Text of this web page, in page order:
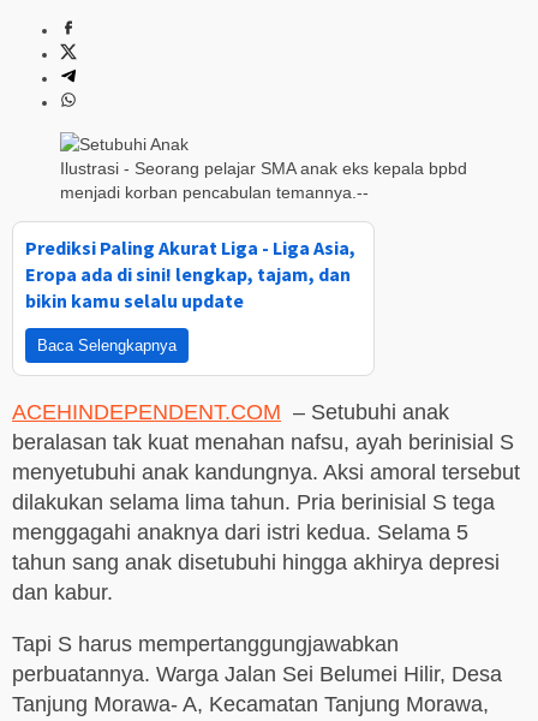
Ilustrasi - Seorang pelajar SMA anak eks kepala bpbd
menjadi korban pencabulan temannya.--
Prediksi Paling Akurat Liga - Liga Asia,
Eropa ada di sini! lengkap, tajam, dan
bikin kamu selalu update
Baca Selengkapnya
ACEHINDEPENDENT.COM – Setubuhi anak
beralasan tak kuat menahan nafsu, ayah berinisial S
menyetubuhi anak kandungnya. Aksi amoral tersebut
dilakukan selama lima tahun. Pria berinisial S tega
menggagahi anaknya dari istri kedua. Selama 5
tahun sang anak disetubuhi hingga akhirya depresi
dan kabur.
Tapi S harus mempertanggungjawabkan
perbuatannya. Warga Jalan Sei Belumei Hilir, Desa
Tanjung Morawa- A, Kecamatan Tanjung Morawa,